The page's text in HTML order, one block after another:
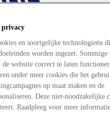
privacy
en soortgelijke technologieën
worden ingezet. Sommige
website correct te laten
onder meer cookies die het
op maat maken en de
Deze niet-noodzakelijke
Raadpleeg voor meer